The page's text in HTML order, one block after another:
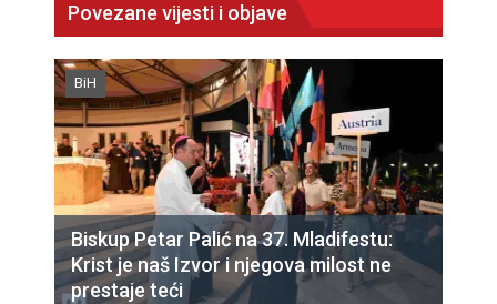
Povezane vijesti i objave
BiH
Biskup Petar Palić na 37. Mladifestu:
Krist je naš Izvor i njegova milost ne
prestaje teći